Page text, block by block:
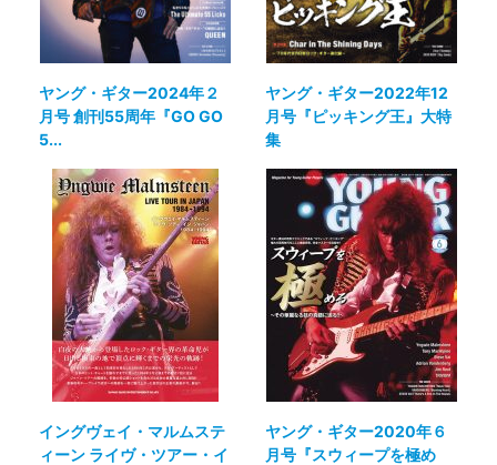
ヤング・ギター2024年２
月号 創刊55周年『GO GO
5...
ヤング・ギター2022年12
月号『ピッキング王』大特
集
イングヴェイ・マルムステ
ィーン ライヴ・ツアー・イ
ヤング・ギター2020年６
月号『スウィープを極め